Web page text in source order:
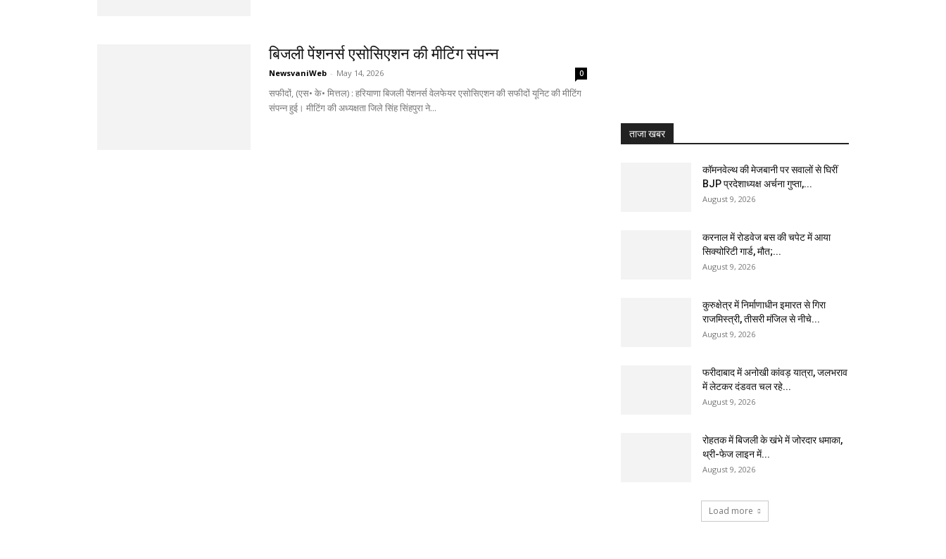
बिजली पेंशनर्स एसोसिएशन की मीटिंग संपन्न
NewsvaniWeb - May 14, 2026 0
सफीदों, (एस• के• मित्तल) : हरियाणा बिजली पेंशनर्स वेलफेयर एसोसिएशन की सफीदों यूनिट की मीटिंग
संपन्न हुई। मीटिंग की अध्यक्षता जिले सिंह सिंहपुरा ने...
ताजा खबर
कॉमनवेल्थ की मेजबानी पर सवालों से घिरीं
BJP प्रदेशाध्यक्ष अर्चना गुप्ता,...
August 9, 2026
करनाल में रोडवेज बस की चपेट में आया
सिक्योरिटी गार्ड, मौत;...
August 9, 2026
कुरुक्षेत्र में निर्माणाधीन इमारत से गिरा
राजमिस्त्री, तीसरी मंजिल से नीचे...
August 9, 2026
फरीदाबाद में अनोखी कांवड़ यात्रा, जलभराव
में लेटकर दंडवत चल रहे...
August 9, 2026
रोहतक में बिजली के खंभे में जोरदार धमाका,
थ्री-फेज लाइन में...
August 9, 2026
Load more